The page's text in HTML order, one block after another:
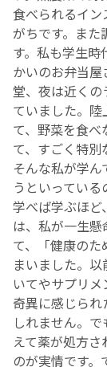
食べられるイ
がちです。また
す。私も学生
かいのお弁当
堂、夜は近く
ていました。
て、野菜を食
て、すごく特別
そんな私が学
うといっている
学べば学ぶほど
は、私が一生
て、「健康のた
まいました。
いてやサプリ
奇異に感じられ
しれません。
えて薬が処方
のが実情です